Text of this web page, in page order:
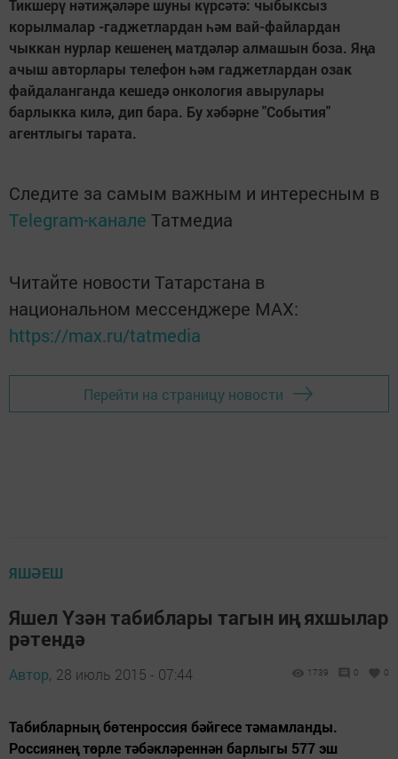
Тикшерү нәтиҗәләре шуны күрсәтә: чыбыксыз
корылмалар -гаджетлардан һәм вай-файлардан
чыккан нурлар кешенең матдәләр алмашын боза. Яңа
ачыш авторлары телефон һәм гаджетлардан озак
файдаланганда кешедә онкология авырулары
барлыкка килә, дип бара. Бу хәбәрне "События"
агентлыгы тарата.
Следите за самым важным и интересным в
Telegram-канале Татмедиа
Читайте новости Татарстана в
национальном мессенджере MАХ:
https://max.ru/tatmedia
Перейти на страницу новости
ЯШӘЕШ
Яшел Үзән табиблары тагын иң яхшылар
рәтендә
Автор, 28 июль 2015 - 07:44 1739 0 0
Табибларның бөтенроссия бәйгесе тәмамланды.
Россиянең төрле тәбәкләреннән барлыгы 577 эш